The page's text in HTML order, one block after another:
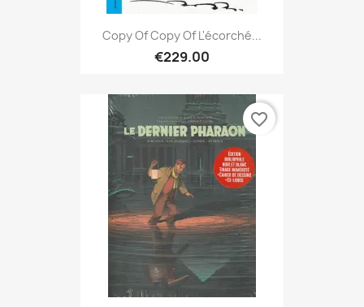
Copy Of Copy Of L'écorché...
€229.00
favorite_border